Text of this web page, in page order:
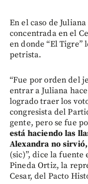
En el caso de
concentrada en el
en donde “El Tigre”
petrista.
“Fue por orden del
entrar a Juliana
logrado traer los
congresista del
gente, pero se fue
está haciendo las
Alexandra no
(sic)”, dice la
Pineda Ortiz, la
Cesar, del Pacto